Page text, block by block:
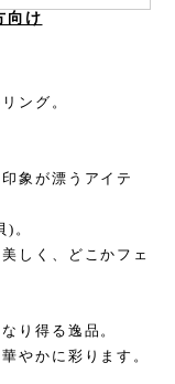
向け
ング。
象が漂うアイテ
。
しく、どこかフェ
り得る逸品。
やかに彩ります。